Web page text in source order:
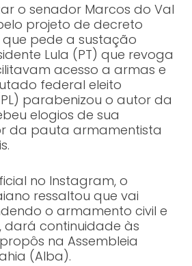
o senador Marcos do Val
projeto de decreto
que pede a sustação
Lula (PT) que revoga
acesso a armas e
federal eleito
parabenizou o autor da
elogios de sua
da pauta armamentista
no Instagram, o
ressaltou que vai
o armamento civil e
dará continuidade às
na Assembleia
(Alba).